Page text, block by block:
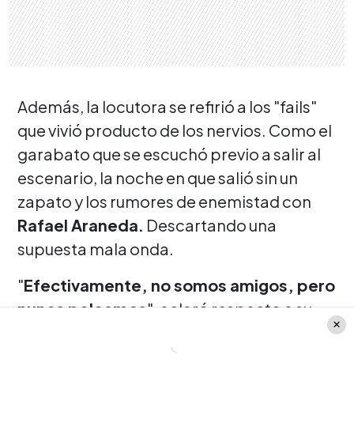
Además, la locutora se refirió a los "fails"
que vivió producto de los nervios. Como el
garabato que se escuchó previo a salir al
escenario, la noche en que salió sin un
zapato y los rumores de enemistad con
Rafael Araneda. Descartando una
supuesta mala onda.
"Efectivamente, no somos amigos, pero
nunca peleamos", aclaró respecto a su
razones que la llevaron a renunciar al